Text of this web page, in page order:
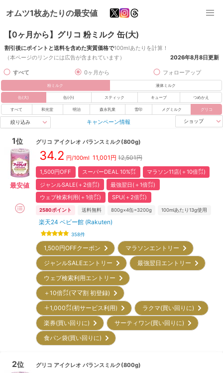
オムツ1枚あたりの最安値
【0ヶ月から】グリコ 粉ミルク 缶(大)
割引後にポイントと送料を含めた実質価格で100mlあたりを計算！
（本ページのリンクには広告が含まれています）
2026年8月8日更新
すべて 0ヶ月から フォローアップ
粉ミルク 液体ミルク
缶(大) 缶(小) スティック キューブ つめかえ
すべて 和光堂 明治 森永乳業 雪印 メグミルク グリコ
絞り込み キャンペーン情報 ショップ
1位
最安値
グリコ アイクレオ バランスミルク(800g)
34.2 円/100ml 11,001 円 12,501円
1,500円OFF スーパーDEAL 10%㌽
マラソン11店(＋10倍㌽)
ジャンルSALE(＋2倍㌽)
最強翌日(＋1倍㌽)
ウェブ検索利用(＋1倍㌽)
SPU(＋2倍㌽)
2580ポイント 送料無料 800g×4缶=3200g 100mlあたり13g使用
楽天24 ベビー館 (Rakuten)
358件
1,500円OFFクーポン
マラソンエントリー
ジャンルSALEエントリー
最強翌日エントリー
ウェブ検索利用エントリー
＋10倍㌽(ママ割 初登録)
＋1,000㌽(初サービス利用)
ラクマ(買い回りに)
楽券(買い回りに)
サーティワン(買い回りに)
食パン袋(買い回りに)
2位 グリコ アイクレオ バランスミルク(800g)